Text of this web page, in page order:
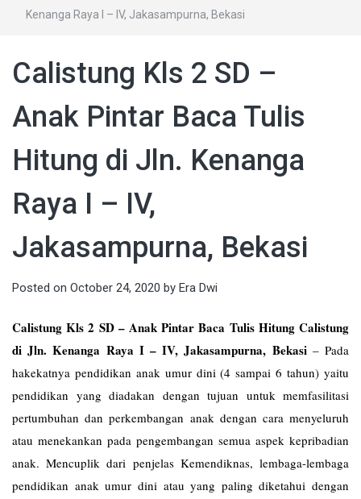
Kenanga Raya I – IV, Jakasampurna, Bekasi
Calistung Kls 2 SD –
Anak Pintar Baca Tulis
Hitung di Jln. Kenanga
Raya I – IV,
Jakasampurna, Bekasi
Posted on October 24, 2020 by Era Dwi
Calistung Kls 2 SD – Anak Pintar Baca Tulis Hitung Calistung
di Jln. Kenanga Raya I – IV, Jakasampurna, Bekasi–Pada
hakekatnya pendidikan anak umur dini (4 sampai 6 tahun) yaitu
pendidikan yang diadakan dengan tujuan untuk memfasilitasi
pertumbuhan dan perkembangan anak dengan cara menyeluruh
atau menekankan pada pengembangan semua aspek kepribadian
anak. Mencuplik dari penjelas Kemendiknas, lembaga-lembaga
pendidikan anak umur dini atau yang paling diketahui dengan